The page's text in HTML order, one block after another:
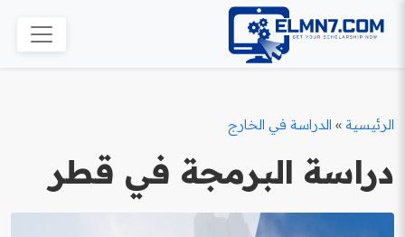
الرئيسية » الدراسة في الخارج
دراسة البرمجة في قطر